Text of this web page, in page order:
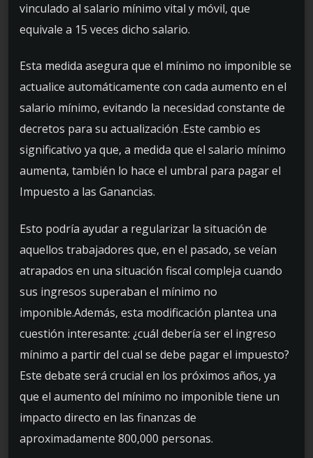
vinculado al salario mínimo vital y móvil, que
equivale a 15 veces dicho salario.
Esta medida asegura que el mínimo no imponible se
actualice automáticamente con cada aumento en el
salario mínimo, evitando la necesidad constante de
decretos para su actualización .Este cambio es
significativo ya que, a medida que el salario mínimo
aumenta, también lo hace el umbral para pagar el
Impuesto a las Ganancias.
Esto podría ayudar a regularizar la situación de
aquellos trabajadores que, en el pasado, se veían
atrapados en una situación fiscal compleja cuando
sus ingresos superaban el mínimo no
imponible.Además, esta modificación plantea una
cuestión interesante: ¿cuál debería ser el ingreso
mínimo a partir del cual se debe pagar el impuesto?
Este debate será crucial en los próximos años, ya
que el aumento del mínimo no imponible tiene un
impacto directo en las finanzas de
aproximadamente 800,000 personas.